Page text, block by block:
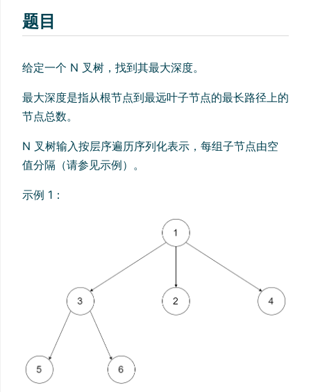
题目
给定一个 N 叉树，找到其最大深度。
最大深度是指从根节点到最远叶子节点的最长路径上的
节点总数。
N 叉树输入按层序遍历序列化表示，每组子节点由空
值分隔（请参见示例）。
示例 1：